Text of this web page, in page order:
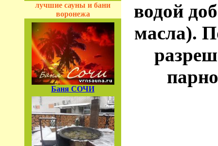
лучшие сауны и бани
воронежа
Баня СОЧИ
водой
масла).